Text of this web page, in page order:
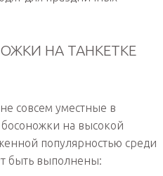
НА ТАНКЕТКЕ
совсем уместные в
на высокой
популярностью среди
быть выполнены: